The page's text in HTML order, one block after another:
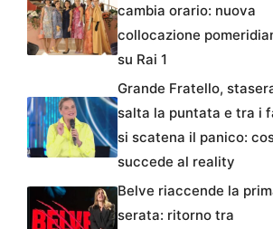
cambia orario: nuova
collocazione
su Rai 1
Grande Fratello,
salta la puntata e tra i
si scatena il panico:
succede al reality
Belve riaccende la
serata: ritorno tra